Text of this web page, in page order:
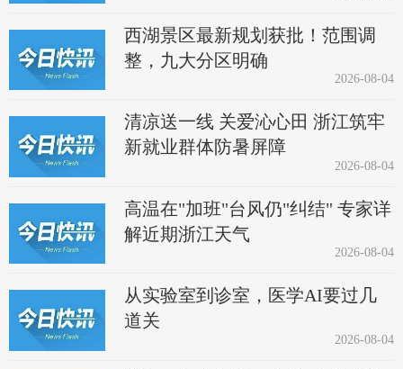
西湖景区最新规划获批！范围调
整，九大分区明确
2026-08-04
清凉送一线 关爱沁心田 浙江筑牢
新就业群体防暑屏障
2026-08-04
高温在"加班"台风仍"纠结" 专家详
解近期浙江天气
2026-08-04
从实验室到诊室，医学AI要过几
道关
2026-08-04